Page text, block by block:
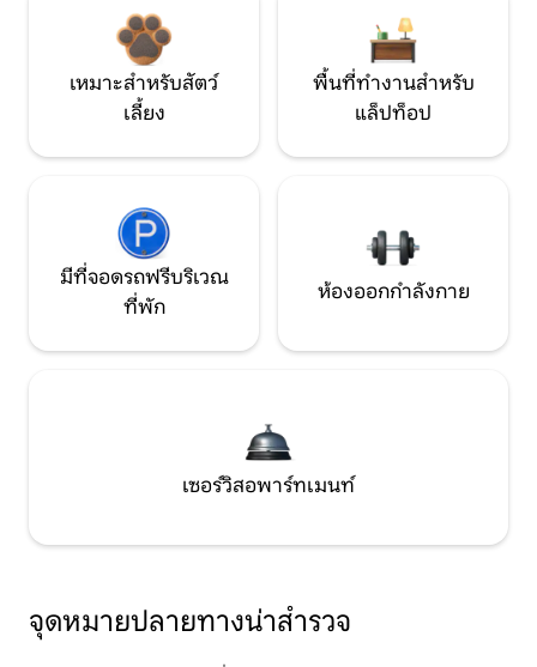
เหมาะสำหรับสัตว์
เลี้ยง
พื้นที่ทำงานสำหรับ
แล็ปท็อป
มีที่จอดรถฟรีบริเวณ
ที่พัก
ห้องออกกำลังกาย
เซอร์วิสอพาร์ทเมนท์
จุดหมายปลายทางน่าสำรวจ